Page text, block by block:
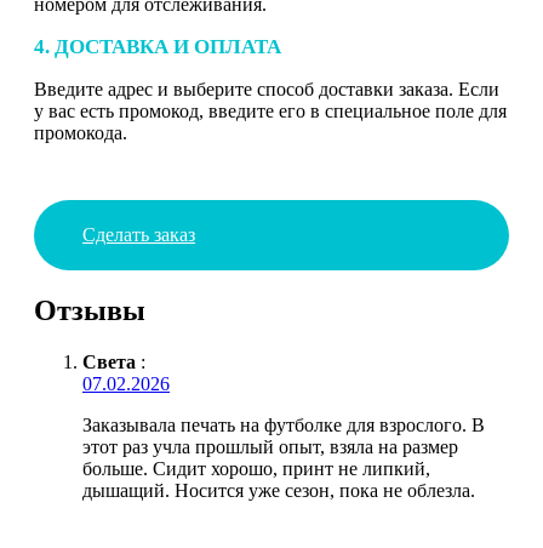
4. ДОСТАВКА И ОПЛАТА
Введите адрес и выберите способ доставки заказа. Если
у вас есть промокод, введите его в специальное поле для
промокода.
Сделать заказ
Отзывы
Света :
07.02.2026
Заказывала печать на футболке для взрослого. В
этот раз учла прошлый опыт, взяла на размер
больше. Сидит хорошо, принт не липкий,
дышащий. Носится уже сезон, пока не облезла.